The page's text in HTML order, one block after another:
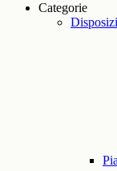
Categorie